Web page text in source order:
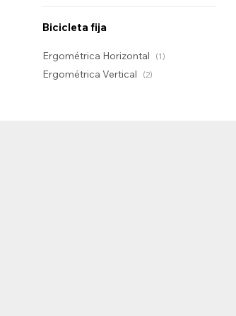
Bicicleta fija
Ergométrica Horizontal (1)
Ergométrica Vertical (2)